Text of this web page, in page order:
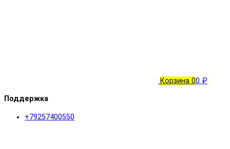
Корзина 00 ₽
Поддержка
+79257400550